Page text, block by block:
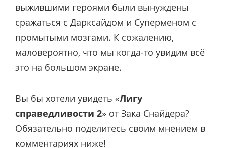
выжившими героями были вынуждены
сражаться с Дарксайдом и Суперменом с
промытыми мозгами. К сожалению,
маловероятно, что мы когда-то увидим всё
это на большом экране.
Вы бы хотели увидеть «Лигу
справедливости 2» от Зака Снайдера?
Обязательно поделитесь своим мнением в
комментариях ниже!